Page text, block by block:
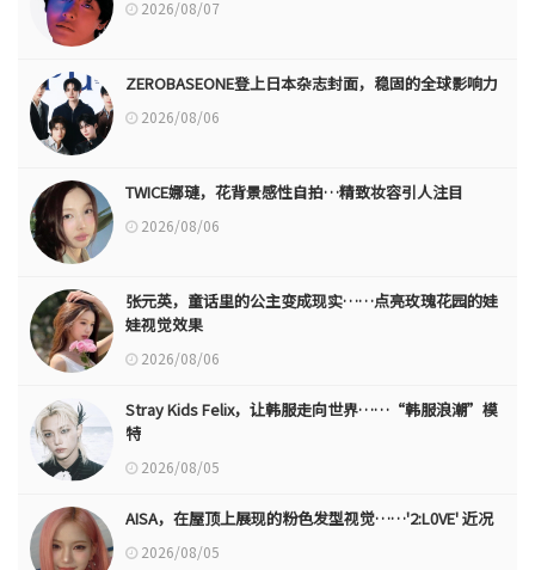
2026/08/07
ZEROBASEONE登上日本杂志封面，稳固的全球影响力
2026/08/06
TWICE娜璉，花背景感性自拍…精致妆容引人注目
2026/08/06
张元英，童话里的公主变成现实……点亮玫瑰花园的娃
娃视觉效果
2026/08/06
Stray Kids Felix，让韩服走向世界……“韩服浪潮”模
特
2026/08/05
AISA，在屋顶上展现的粉色发型视觉……'2:L0VE' 近况
2026/08/05